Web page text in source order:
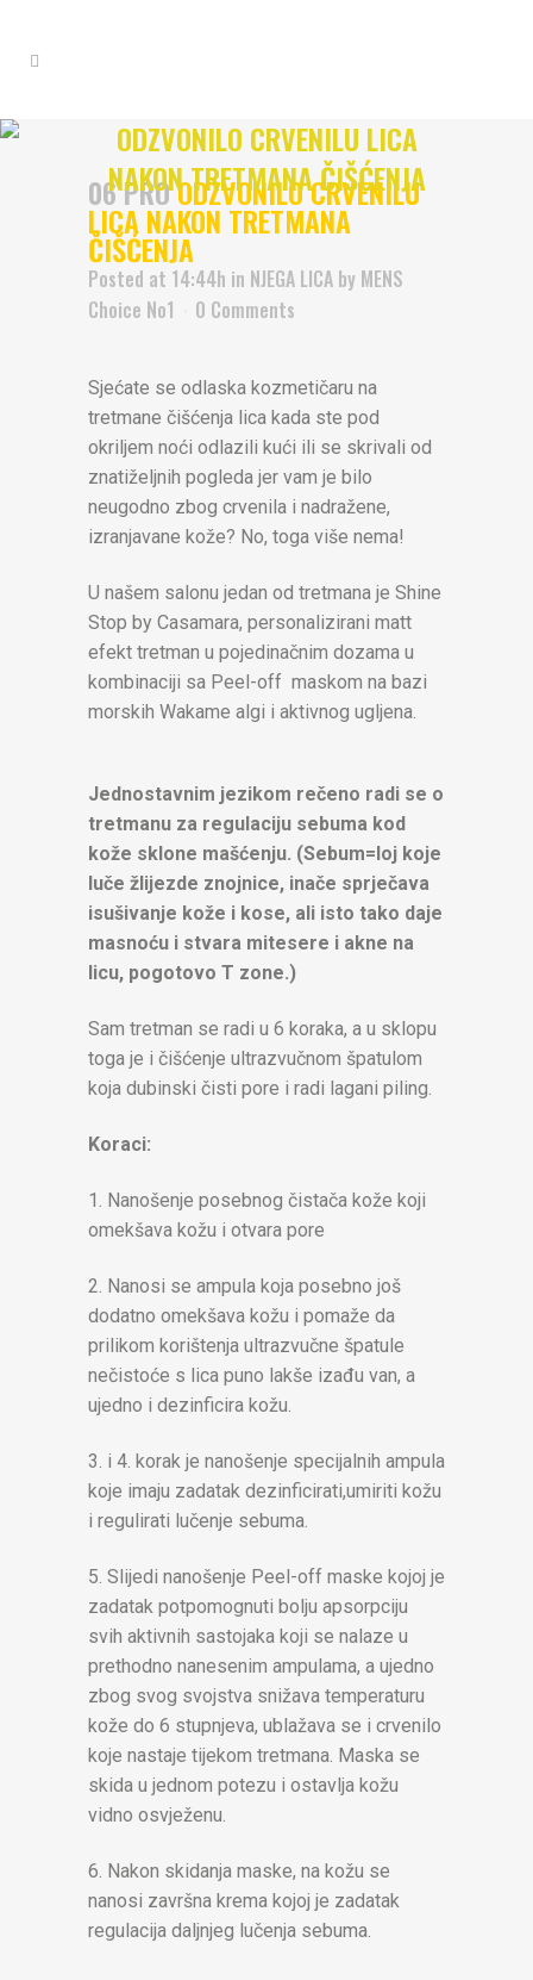
ODZVONILO CRVENILU LICA
NAKON TRETMANA ČIŠĆENJA
06 PROODZVONILO CRVENILU
LICA NAKON TRETMANA
ČIŠĆENJA
Posted at 14:44h in NJEGA LICA by MENS
Choice No1
0 Comments
Sjećate se odlaska kozmetičaru na
tretmane čišćenja lica kada ste pod
okriljem noći odlazili kući ili se skrivali od
znatiželjnih pogleda jer vam je bilo
neugodno zbog crvenila i nadražene,
izranjavane kože? No, toga više nema!
U našem salonu jedan od tretmana je Shine
Stop by Casamara, personalizirani matt
efekt tretman u pojedinačnim dozama u
kombinaciji sa Peel-off maskom na bazi
morskih Wakame algi i aktivnog ugljena.
Jednostavnim jezikom rečeno radi se o
tretmanu za regulaciju sebuma kod
kože sklone mašćenju. (Sebum=loj koje
luče žlijezde znojnice, inače sprječava
isušivanje kože i kose, ali isto tako daje
masnoću i stvara mitesere i akne na
licu, pogotovo T zone.)
Sam tretman se radi u 6 koraka, a u sklopu
toga je i čišćenje ultrazvučnom špatulom
koja dubinski čisti pore i radi lagani piling.
Koraci:
1. Nanošenje posebnog čistača kože koji
omekšava kožu i otvara pore
2. Nanosi se ampula koja posebno još
dodatno omekšava kožu i pomaže da
prilikom korištenja ultrazvučne špatule
nečistoće s lica puno lakše izađu van, a
ujedno i dezinficira kožu.
3. i 4. korak je nanošenje specijalnih ampula
koje imaju zadatak dezinficirati,umiriti kožu
i regulirati lučenje sebuma.
5. Slijedi nanošenje Peel-off maske kojoj je
zadatak potpomognuti bolju apsorpciju
svih aktivnih sastojaka koji se nalaze u
prethodno nanesenim ampulama, a ujedno
zbog svog svojstva snižava temperaturu
kože do 6 stupnjeva, ublažava se i crvenilo
koje nastaje tijekom tretmana. Maska se
skida u jednom potezu i ostavlja kožu
vidno osvježenu.
6. Nakon skidanja maske, na kožu se
nanosi završna krema kojoj je zadatak
regulacija daljnjeg lučenja sebuma.